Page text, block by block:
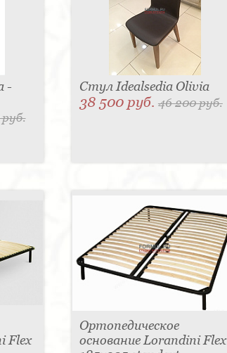
-
Стул Idealsedia Olivia
38 500 руб. 46 200 руб.
Flex
Ортопедическое
основание Lorandini Flex